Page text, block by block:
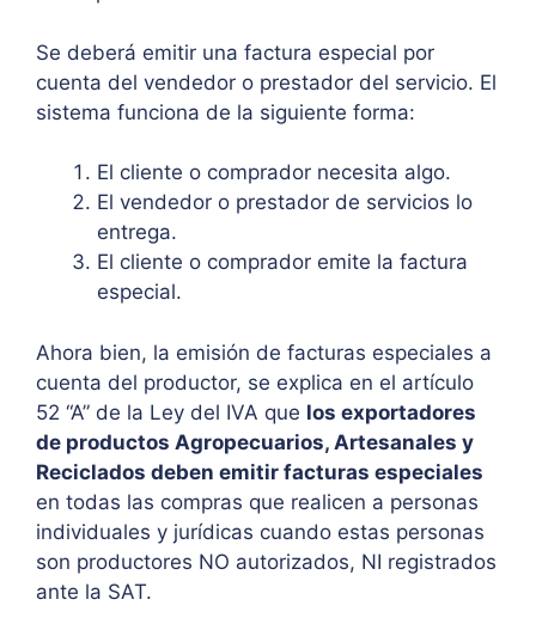
Se deberá emitir una factura especial por
cuenta del vendedor o prestador del servicio. El
sistema funciona de la siguiente forma:
El cliente o comprador necesita algo.
El vendedor o prestador de servicios lo
entrega.
El cliente o comprador emite la factura
especial.
Ahora bien, la emisión de facturas especiales a
cuenta del productor, se explica en el artículo
52 “A” de la Ley del IVA que los exportadores
de productos Agropecuarios, Artesanales y
Reciclados deben emitir facturas especiales
en todas las compras que realicen a personas
individuales y jurídicas cuando estas personas
son productores NO autorizados, NI registrados
ante la SAT.